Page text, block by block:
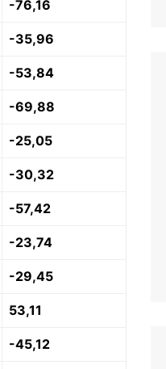
-76,16
-35,96
-53,84
-69,88
-25,05
-30,32
-57,42
-23,74
-29,45
53,11
-45,12